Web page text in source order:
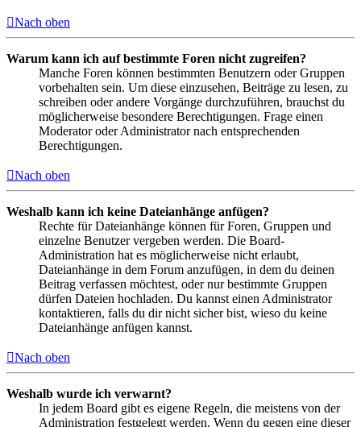
Nach oben
Warum kann ich auf bestimmte Foren nicht zugreifen?
Manche Foren können bestimmten Benutzern oder Gruppen
vorbehalten sein. Um diese einzusehen, Beiträge zu lesen, zu
schreiben oder andere Vorgänge durchzuführen, brauchst du
möglicherweise besondere Berechtigungen. Frage einen
Moderator oder Administrator nach entsprechenden
Berechtigungen.
Nach oben
Weshalb kann ich keine Dateianhänge anfügen?
Rechte für Dateianhänge können für Foren, Gruppen und
einzelne Benutzer vergeben werden. Die Board-
Administration hat es möglicherweise nicht erlaubt,
Dateianhänge in dem Forum anzufügen, in dem du deinen
Beitrag verfassen möchtest, oder nur bestimmte Gruppen
dürfen Dateien hochladen. Du kannst einen Administrator
kontaktieren, falls du dir nicht sicher bist, wieso du keine
Dateianhänge anfügen kannst.
Nach oben
Weshalb wurde ich verwarnt?
In jedem Board gibt es eigene Regeln, die meistens von der
Administration festgelegt werden. Wenn du gegen eine dieser